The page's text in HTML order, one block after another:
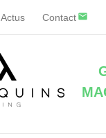
Actus Contact